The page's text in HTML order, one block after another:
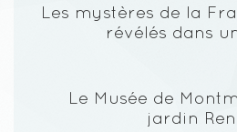
Les mystères de la
révélés dans
Le Musée de
jardin